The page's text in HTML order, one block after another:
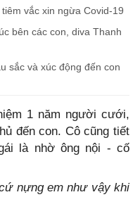
vắc xin ngừa Covid-19
bên các con, diva Thanh
sắc và xúc động đến con
1 năm người cưới,
đến con. Cô cũng tiết
là nhờ ông nội - cố
nựng em như vậy khi